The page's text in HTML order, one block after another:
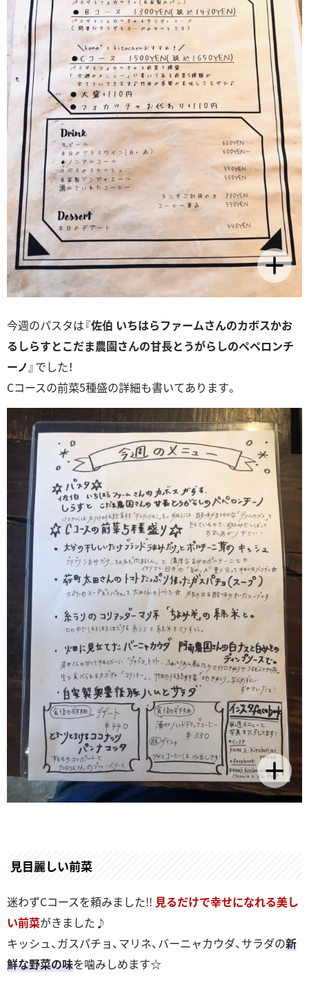
今週のパスタは『佐伯 いちはらファームさんのカボスかお
るしらすとこだま農園さんの甘長とうがらしのペペロンチ
ーノ』でした！
Cコースの前菜5種盛の詳細も書いてあります。
見目麗しい前菜
迷わずCコースを頼みました!! 見るだけで幸せになれる美し
い前菜がきました♪
キッシュ、ガスパチョ、マリネ、バーニャカウダ、サラダの新
鮮な野菜の味を噛みしめます☆